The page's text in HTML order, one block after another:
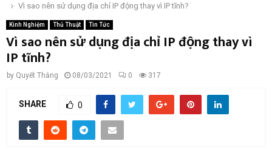
Vì sao nên sử dụng địa chỉ IP động thay vì IP tĩnh?
Kinh Nghiệm Thủ Thuật Tin Tức
Vì sao nên sử dụng địa chỉ IP động thay vì
IP tĩnh?
by Quyết Thắng 08/03/2021 0 317
SHARE 0